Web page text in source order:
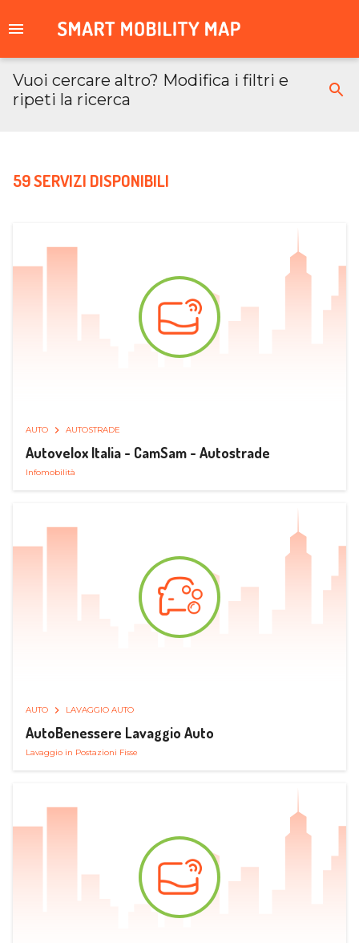
Vuoi cercare altro? Modifica i filtri e
ripeti la ricerca
59 SERVIZI DISPONIBILI
AUTO AUTOSTRADE
Autovelox Italia - CamSam - Autostrade
Infomobilità
AUTO LAVAGGIO AUTO
AutoBenessere Lavaggio Auto
Lavaggio in Postazioni Fisse